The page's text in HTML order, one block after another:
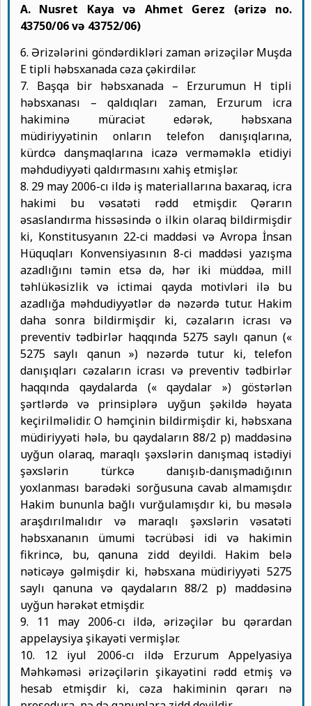
A. Nusret Kaya və Ahmet Gerez (ərizə no.
43750/06 və 43752/06)
6. Ərizələrini göndərdikləri zaman ərizəçilər Muşda
E tipli həbsxanada cəza çəkirdilər.
7. Başqa bir həbsxanada – Erzurumun H tipli
həbsxanası – qaldıqları zaman, Erzurum icra
hakiminə müraciət edərək, həbsxana
müdiriyyətinin onların telefon danışıqlarına,
kürdcə danşmaqlarına icazə verməməklə etidiyi
məhdudiyyəti qaldırmasını xahiş etmişlər.
8. 29 may 2006-cı ildə iş materiallarına baxaraq, icra
hakimi bu vəsatəti rədd etmişdir. Qərarın
əsaslandırma hissəsində o ilkin olaraq bildirmişdir
ki, Konstitusyanın 22-ci maddəsi və Avropa İnsan
Hüquqları Konvensiyasının 8-ci maddəsi yazışma
azadlığını təmin etsə də, hər iki müddəa, mill
təhlükəsizlik və ictimai qayda motivləri ilə bu
azadlığa məhdudiyyətlər də nəzərdə tutur. Hakim
daha sonra bildirmişdir ki, cəzaların icrası və
preventiv tədbirlər haqqında 5275 saylı qanun («
5275 saylı qanun ») nəzərdə tutur ki, telefon
danışıqları cəzaların icrası və preventiv tədbirlər
haqqında qaydalarda (« qaydalar ») göstərlən
şərtlərdə və prinsiplərə uyğun şəkildə həyata
keçirilməlidir. O həmçinin bildirmişdir ki, həbsxana
müdiriyyəti hələ, bu qaydaların 88/2 p) maddəsinə
uyğun olaraq, maraqlı şəxslərin danışmaq istədiyi
şəxslərin türkcə danışıb-danışmadığının
yoxlanması barədəki sorğusuna cavab almamışdır.
Hakim bununla bağlı vurğulamışdır ki, bu məsələ
araşdırılmalıdır və maraqlı şəxslərin vəsatəti
həbsxananın ümumi təcrübəsi idi və hakimin
fikrincə, bu, qanuna zidd deyildi. Hakim belə
nəticəyə gəlmişdir ki, həbsxana müdiriyyəti 5275
saylı qanuna və qaydaların 88/2 p) maddəsinə
uyğun hərəkət etmişdir.
9. 11 may 2006-cı ildə, ərizəçilər bu qərardan
appelaysiya şikayəti vermişlər.
10. 12 iyul 2006-cı ildə Erzurum Appelyasiya
Məhkəməsi ərizəçilərin şikayətini rədd etmiş və
hesab etmişdir ki, cəza hakiminin qərarı nə